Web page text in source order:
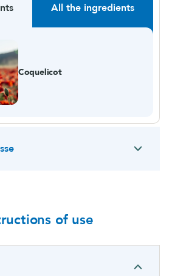
All the ingredients
Coquelicot
of use